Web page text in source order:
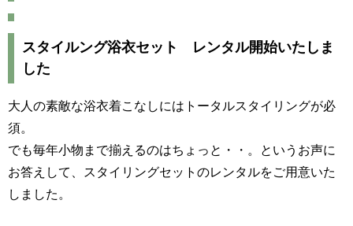
スタイルング浴衣セット レンタル開始いたしま
した
大人の素敵な浴衣着こなしにはトータルスタイリングが必
須。
でも毎年小物まで揃えるのはちょっと・・。というお声に
お答えして、スタイリングセットのレンタルをご用意いた
しました。